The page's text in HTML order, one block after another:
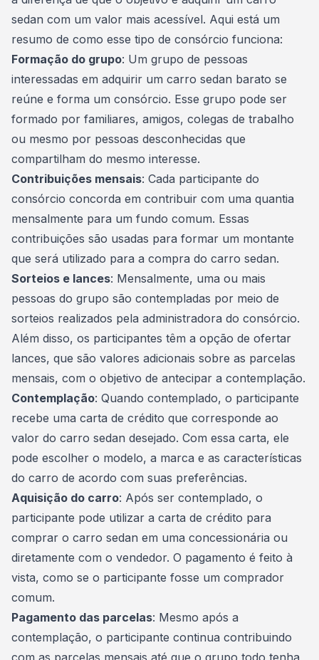
sedan com um valor mais acessível. Aqui está um
resumo de como esse tipo de consórcio funciona:
Formação do grupo: Um grupo de pessoas
interessadas em adquirir um carro sedan barato se
reúne e forma um consórcio. Esse grupo pode ser
formado por familiares, amigos, colegas de trabalho
ou mesmo por pessoas desconhecidas que
compartilham do mesmo interesse.
Contribuições mensais: Cada participante do
consórcio concorda em contribuir com uma quantia
mensalmente para um fundo comum. Essas
contribuições são usadas para formar um montante
que será utilizado para a compra do carro sedan.
Sorteios e lances: Mensalmente, uma ou mais
pessoas do grupo são contempladas por meio de
sorteios realizados pela administradora do consórcio.
Além disso, os participantes têm a opção de ofertar
lances, que são valores adicionais sobre as parcelas
mensais, com o objetivo de antecipar a contemplação.
Contemplação: Quando contemplado, o participante
recebe uma carta de crédito que corresponde ao
valor do carro sedan desejado. Com essa carta, ele
pode escolher o modelo, a marca e as características
do carro de acordo com suas preferências.
Aquisição do carro: Após ser contemplado, o
participante pode utilizar a carta de crédito para
comprar o carro sedan em uma concessionária ou
diretamente com o vendedor. O pagamento é feito à
vista, como se o participante fosse um comprador
comum.
Pagamento das parcelas: Mesmo após a
contemplação, o participante continua contribuindo
com as parcelas mensais até que o grupo todo tenha